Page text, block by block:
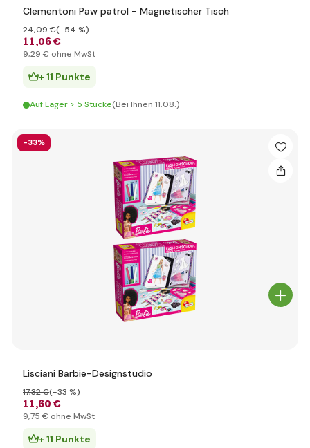
Clementoni Paw patrol - Magnetischer Tisch
11,06 €
24,09 €(-54 %)
9,29 € ohne MwSt
+ 11 Punkte
Auf Lager > 5 Stücke(Bei Ihnen 11.08.)
-33%
Lisciani Barbie-Designstudio
11,60 €
17,32 €(-33 %)
9,75 € ohne MwSt
+ 11 Punkte